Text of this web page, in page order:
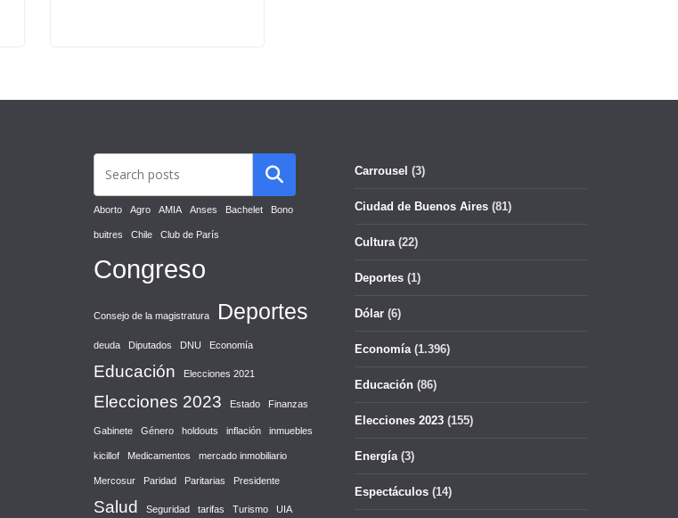
Aborto Agro AMIA Anses Bachelet Bono
buitres Chile Club de París
Congreso
Consejo de la magistratura Deportes
deuda Diputados DNU Economía
Educación Elecciones 2021
Elecciones 2023 Estado Finanzas
Gabinete Género holdouts inflación inmuebles
kicillof Medicamentos mercado inmobiliario
Mercosur Paridad Paritarias Presidente
Salud Seguridad tarifas Turismo UIA
Carrousel (3)
Ciudad de Buenos Aires (81)
Cultura(22)
Deportes (1)
Dólar (6)
Economía(1.396)
Educación (86)
Elecciones 2023 (155)
Energía(3)
Espectáculos (14)